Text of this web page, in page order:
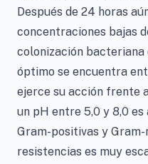
Después de 24 horas
concentraciones bajas
colonización
óptimo se encuentra
ejerce su acción frente
un pH entre 5,0 y 8,0
Gram-positivas y
resistencias es muy